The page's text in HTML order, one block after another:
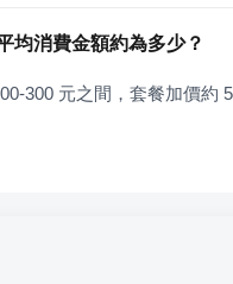
均消費金額約為多少？
300 元之間，套餐加價約